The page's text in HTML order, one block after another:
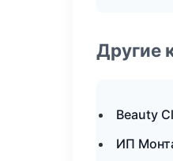
Другие
Beauty
ИП